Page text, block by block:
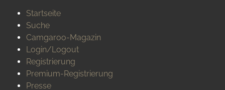
Startseite
Suche
Camgaroo-Magazin
Login/Logout
Registrierung
Premium-Registrierung
Presse